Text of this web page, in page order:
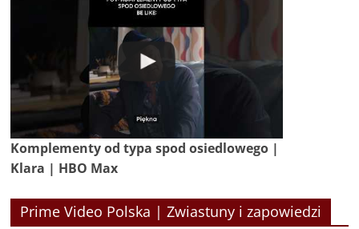
Komplementy od typa spod osiedlowego |
Klara | HBO Max
Prime Video Polska | Zwiastuny i zapowiedzi